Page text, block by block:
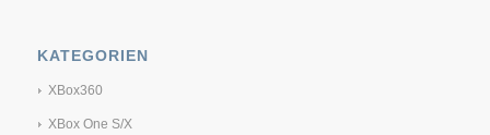
KATEGORIEN
XBox360
XBox One S/X